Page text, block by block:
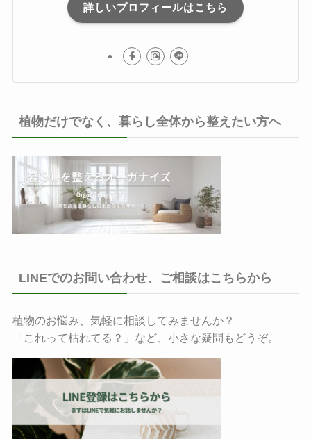
詳しいプロフィールはこちら
植物だけでなく、暮らし全体から整えたい方へ
LINEでのお問い合わせ、ご相談はこちらから
植物のお悩み、気軽に相談してみませんか？
「これって枯れてる？」など、小さな疑問もどうぞ。